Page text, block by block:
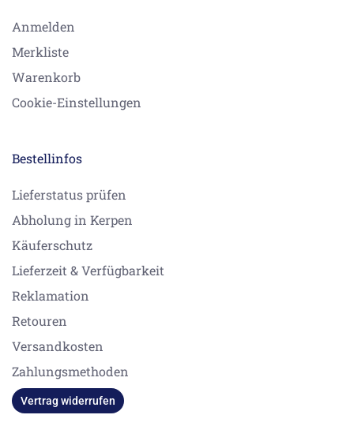
Anmelden
Merkliste
Warenkorb
Cookie-Einstellungen
Bestellinfos
Lieferstatus prüfen
Abholung in Kerpen
Käuferschutz
Lieferzeit & Verfügbarkeit
Reklamation
Retouren
Versandkosten
Zahlungsmethoden
Vertrag widerrufen